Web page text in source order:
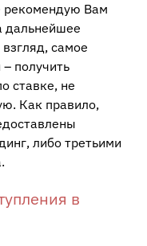
рекомендую Вам
дальнейшее
самое
получить
ставке, не
Как правило,
либо третьими
в